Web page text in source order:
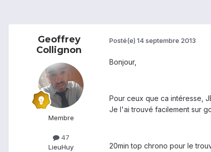
Geoffrey
Collignon
Membre
47
LieuHuy
Posté(e) 14 septembre 2013
Bonjour,
Pour ceux que ca intéresse,
Je l'ai trouvé facilement sur
20min top chrono pour le